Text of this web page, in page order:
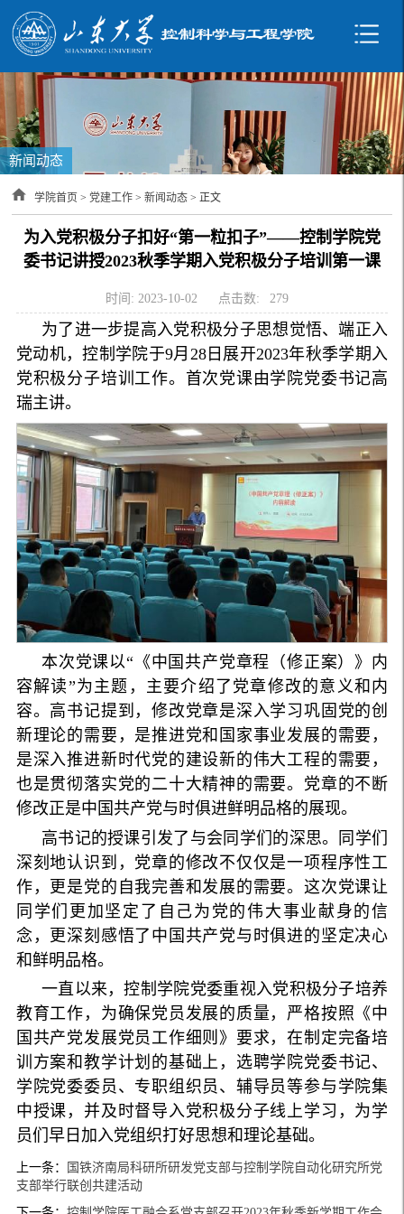
新闻动态
学院首页 > 党建工作 >新闻动态 > 正文
为入党积极分子扣好“第一粒扣子”——控制学院党
委书记讲授2023秋季学期入党积极分子培训第一课
时间: 2023-10-02 点击数: 279
为了进一步提高入党积极分子思想觉悟、端正入
党动机，控制学院于9月28日展开2023年秋季学期入
党积极分子培训工作。首次党课由学院党委书记高
瑞主讲。
本次党课以“《中国共产党章程（修正案）》内
容解读”为主题，主要介绍了党章修改的意义和内
容。高书记提到，修改党章是深入学习巩固党的创
新理论的需要，是推进党和国家事业发展的需要，
是深入推进新时代党的建设新的伟大工程的需要，
也是贯彻落实党的二十大精神的需要。党章的不断
修改正是中国共产党与时俱进鲜明品格的展现。
高书记的授课引发了与会同学们的深思。同学们
深刻地认识到，党章的修改不仅仅是一项程序性工
作，更是党的自我完善和发展的需要。这次党课让
同学们更加坚定了自己为党的伟大事业献身的信
念，更深刻感悟了中国共产党与时俱进的坚定决心
和鲜明品格。
一直以来，控制学院党委重视入党积极分子培养
教育工作，为确保党员发展的质量，严格按照《中
国共产党发展党员工作细则》要求，在制定完备培
训方案和教学计划的基础上，选聘学院党委书记、
学院党委委员、专职组织员、辅导员等参与学院集
中授课，并及时督导入党积极分子线上学习，为学
员们早日加入党组织打好思想和理论基础。
上一条：
国铁济南局科研所研发党支部与控制学院自动化研究所党
支部举行联创共建活动